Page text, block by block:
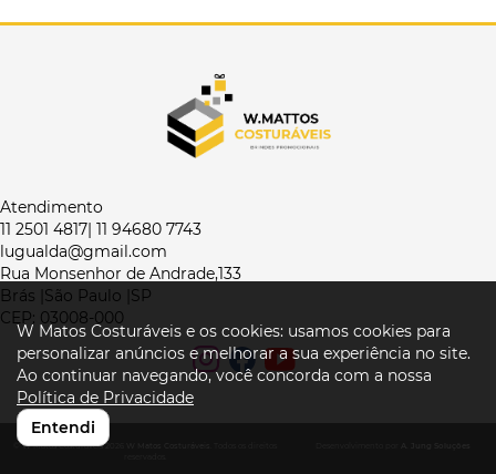
Atendimento
11 2501 4817| 11 94680 7743
lugualda@gmail.com
Rua Monsenhor de Andrade,133
Brás |São Paulo |SP
CEP: 03008-000
© W Matos Costuráveis 2026
W Matos Costuráveis e os cookies: usamos cookies para
personalizar anúncios e melhorar a sua experiência no site.
Ao continuar navegando, você concorda com a nossa
Política de Privacidade
Entendi